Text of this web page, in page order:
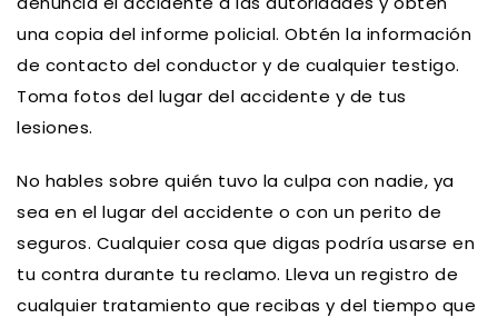
una copia del informe policial. Obtén la información
de contacto del conductor y de cualquier testigo.
Toma fotos del lugar del accidente y de tus
lesiones.
No hables sobre quién tuvo la culpa con nadie, ya
sea en el lugar del accidente o con un perito de
seguros. Cualquier cosa que digas podría usarse en
tu contra durante tu reclamo. Lleva un registro de
cualquier tratamiento que recibas y del tiempo que